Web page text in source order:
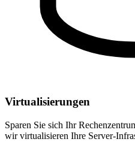
Virtualisierungen
Sparen Sie sich Ihr
wir virtualisieren Ihre Server-